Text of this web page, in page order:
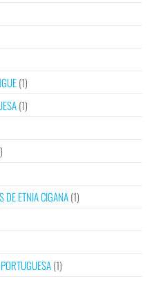
(1)
(1)
DE ETNIA CIGANA(1)
(1)